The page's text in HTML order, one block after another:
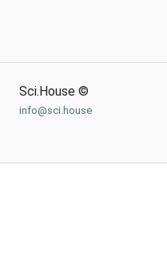
Sci.House ©
info@sci.house